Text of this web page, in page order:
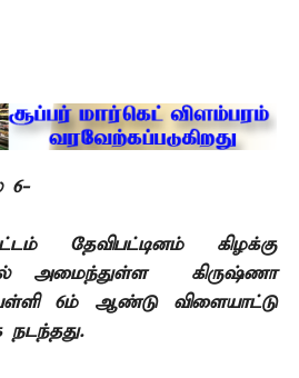
6-
தேவிபட்டினம் கிழக்கு
அமைந்துள்ள
கிருஷ்ணா
6ம் ஆண்டு விளையாட்டு
நடந்தது.